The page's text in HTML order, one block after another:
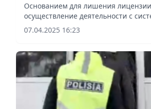
Основанием для лишения
осуществление деятельности с
нарушениями требований законов
Казахстан, сообщает Vecher.kz.
07.04.2025 16:23